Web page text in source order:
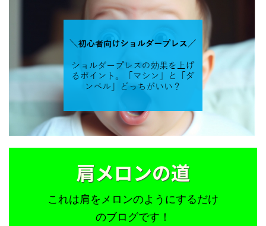
肩メロンの道
これは肩をメロンのようにするだけ
のブログです！